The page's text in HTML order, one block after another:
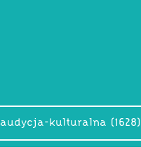
audycja-kulturalna (1628)